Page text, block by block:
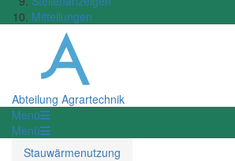
Mitteilungen
Abteilung Agrartechnik
Menü
Menü
Stauwärmenutzung